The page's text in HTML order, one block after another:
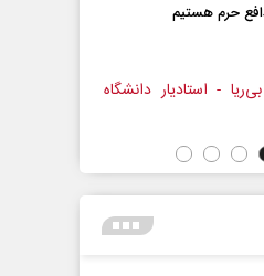
حکایت یک تاریخ و دو زندگی